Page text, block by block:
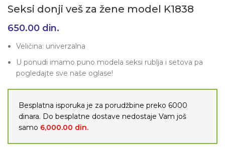
Seksi donji veš za žene model K1838
650.00 din.
Veličina: univerzalna
U ponudi imamo puno modela seksi rublja i setova pa
pogledajte sve naše oglase!
Besplatna isporuka je za porudžbine preko 6000
dinara. Do besplatne dostave nedostaje Vam još
samo 6,000.00 din.